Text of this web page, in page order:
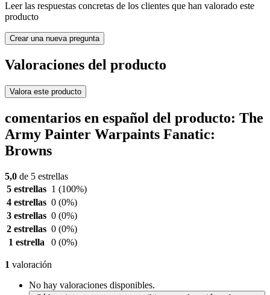
Leer las respuestas concretas de los clientes que han valorado este
producto
Crear una nueva pregunta
Valoraciones del producto
Valora este producto
comentarios en español del producto: The
Army Painter Warpaints Fanatic:
Browns
5,0 de 5 estrellas
5 estrellas 1 (100%)
4 estrellas 0 (0%)
3 estrellas 0 (0%)
2 estrellas 0 (0%)
1 estrella
0 (0%)
1 valoración
No hay valoraciones disponibles.